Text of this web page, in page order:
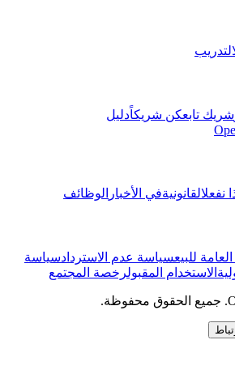
التدريب
شريك تابعكن شريكاًدليل
نفعلالقانونيةفي الأخبار الوظائف
للبيعسياسة عدم الاستردادسياسة
الاستخدام المقبولرخصة المجتمع